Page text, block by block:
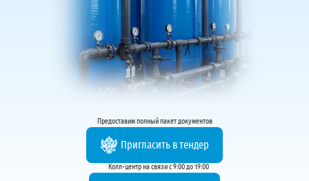
Предоставим полный пакет документов
Пригласить в тендер
Колл-центр на связи с 9:00 до 19:00